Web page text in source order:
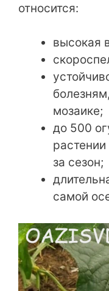
относится:
высокая
мозаике;
до 500
за сезон;
самой